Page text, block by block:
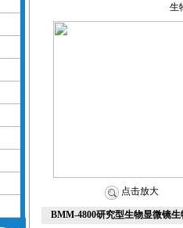
生
点击放大
BMM-4800研究型生物显微镜